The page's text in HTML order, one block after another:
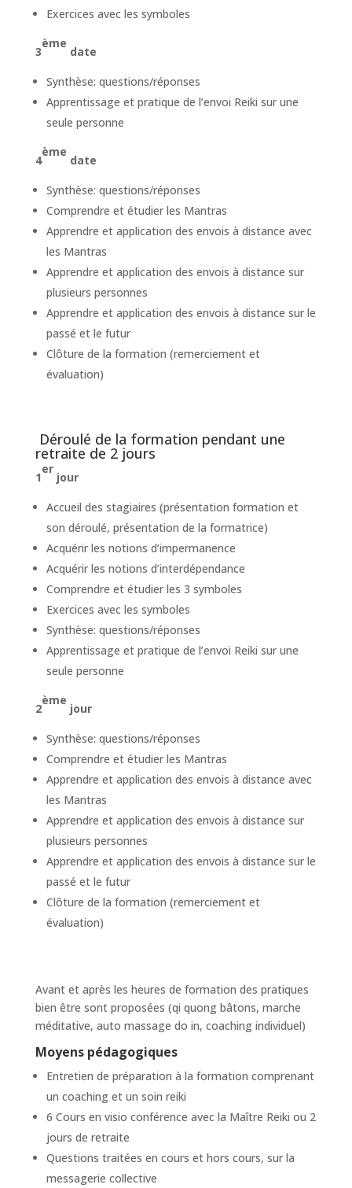
Exercices avec les symboles
3
ème
date
Synthèse: questions/réponses
Apprentissage et pratique de l’envoi Reiki sur une
seule personne
4
ème
date
Synthèse: questions/réponses
Comprendre et étudier les Mantras
Apprendre et application des envois à distance avec
les Mantras
Apprendre et application des envois à distance sur
plusieurs personnes
Apprendre et application des envois à distance sur le
passé et le futur
Clôture de la formation (remerciement et
évaluation)
Déroulé de la formation pendant une
retraite de 2 jours
1
er
jour
Accueil des stagiaires (présentation formation et
son déroulé, présentation de la formatrice)
Acquérir les notions d’impermanence
Acquérir les notions d’interdépendance
Comprendre et étudier les 3 symboles
Exercices avec les symboles
Synthèse: questions/réponses
Apprentissage et pratique de l’envoi Reiki sur une
seule personne
2
ème
jour
Synthèse: questions/réponses
Comprendre et étudier les Mantras
Apprendre et application des envois à distance avec
les Mantras
Apprendre et application des envois à distance sur
plusieurs personnes
Apprendre et application des envois à distance sur le
passé et le futur
Clôture de la formation (remerciement et
évaluation)
Avant et après les heures de formation des pratiques
bien être sont proposées (qi quong bâtons, marche
méditative, auto massage do in, coaching individuel)
Moyens pédagogiques
Entretien de préparation à la formation comprenant
un coaching et un soin reiki
6 Cours en visio conférence avec la Maître Reiki ou 2
jours de retraite
Questions traitées en cours et hors cours, sur la
messagerie collective